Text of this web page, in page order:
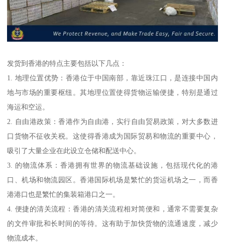
发货到香港的特点主要包括以下几点：
1. 地理位置优势：香港位于中国南部，靠近珠江口，是连接中国内
地与市场的重要枢纽。其地理位置使得货物运输便捷，特别是通过
海运和空运。
2. 自由港政策：香港作为自由港，实行自由贸易政策，对大多数进
口货物不征收关税。这使得香港成为国际贸易和物流的重要中心，
吸引了大量企业在此设立仓储和配送中心。
3. 的物流体系：香港拥有世界的物流基础设施，包括现代化的港
口、机场和物流园区。香港国际机场是繁忙的货运机场之一，而香
港港口也是繁忙的集装箱港口之一。
4. 便捷的清关流程：香港的清关流程相对简便和，通常不需要复杂
的文件审批和长时间的等待。这有助于加快货物的流通速度，减少
物流成本。